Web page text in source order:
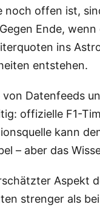
noch offen ist,
Ende,
ins
entstehen.
von Datenfeeds
offizielle F1-
kann
– aber das
Aspekt
strenger als